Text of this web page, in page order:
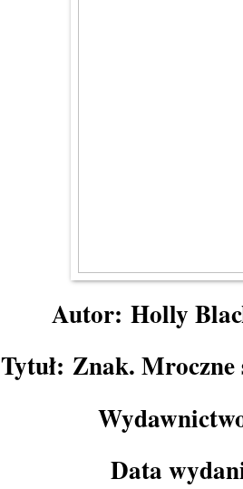
Autor: Holly
Tytuł: Znak. Mroczne
Data